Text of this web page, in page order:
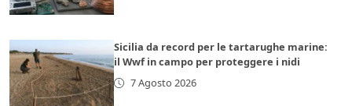
Sicilia da record per le tartarughe marine:
il Wwf in campo per proteggere i nidi
7 Agosto 2026